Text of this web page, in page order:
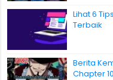
Lihat 6
Terbaik
Berita
Chapter